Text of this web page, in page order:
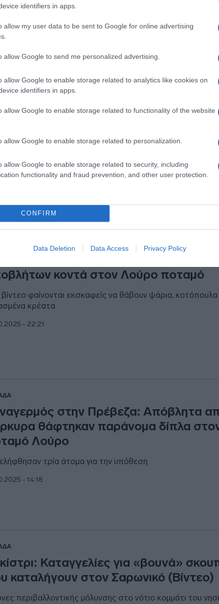
identifiers in apps.
allow my user data to be sent to Google for online advertising
allow Google to send me personalized advertising.
allow Google to enable storage related to analytics like cookies on
identifiers in apps.
allow Google to enable storage related to functionality of the website
allow Google to enable storage related to personalization.
allow Google to enable storage related to security, including
functionality and fraud prevention, and other user protection.
CONFIRM
Data Deletion Data Access Privacy Policy
του DEBATER
- 08:42
Νέα εποχή για τη διαχείριση των
στον Δήμο
διανομή μικρών καφέ κάδων
- 17:26
κοντά στον Λούρο ποταμό
φαίνονται εκσκαφείς να θάβουν ψάρια, κοτόπουλα
κρέατα
- 22:21
στην Πρέβεζα: Απόβλητα
θάφτηκαν παράνομα δίπλα
Λούρο
τρία άτομα για την υπόθεση
- 14:18
Καταγγελίες για «βουνά»
καταλήγουν στον Σαρωνικό (Βίντεο)
περιβαλλοντικής μόλυνσης στο νότιο κομμάτι του